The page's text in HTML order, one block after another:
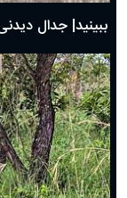
ببینید| جدال